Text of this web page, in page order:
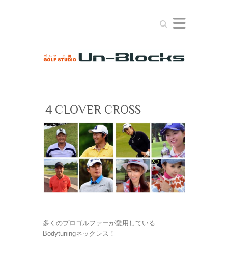
Search
４CLOVER CROSS
多くのプロゴルファーが愛用している
Bodytuningネックレス！